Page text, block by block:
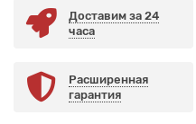
Доставим за 24
часа
Расширенная
гарантия